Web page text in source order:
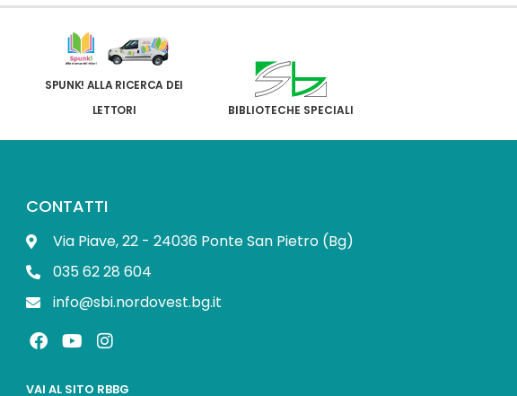
SPUNK! ALLA RICERCA DEI
LETTORI
BIBLIOTECHE SPECIALI
CONTATTI
Via Piave, 22 - 24036 Ponte San Pietro (Bg)
035 62 28 604
info@sbi.nordovest.bg.it
F
a
e
Y
o
t
I
n
t
VAI AL SITO RBBG